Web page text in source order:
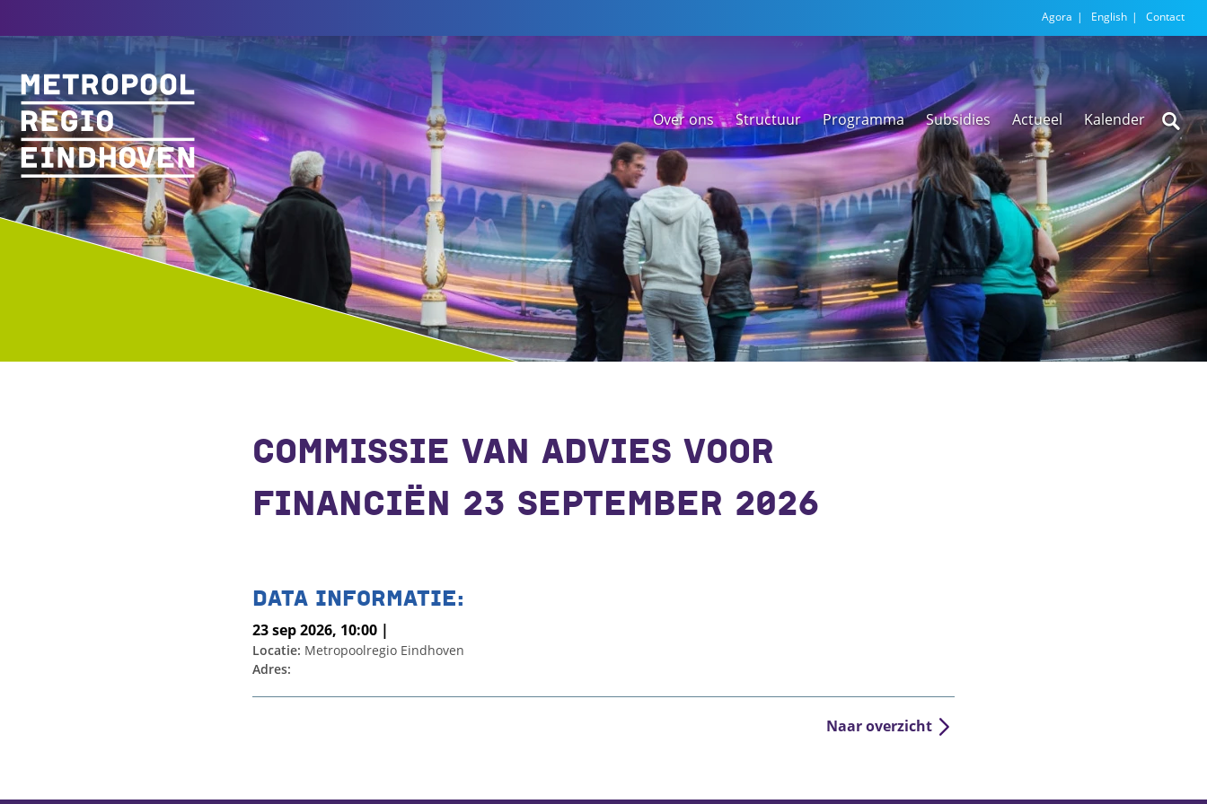
Agora English Contact
Over ons Structuur Programma
Regionale
versnellingstafel
Beethoven Wonen
Subsidies
VEX-regeling
Actueel
Nieuwsarchief
Kalender
COMMISSIE VAN ADVIES VOOR
FINANCIËN 23 SEPTEMBER 2026
DATA INFORMATIE:
23 sep 2026, 10:00 |
Locatie: Metropoolregio Eindhoven
Adres:
Naar overzicht